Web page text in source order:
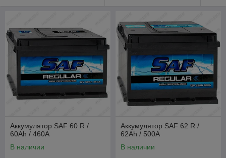
Аккумулятор SAF 60 R /
60Ah / 460А
В наличии
Аккумулятор SAF 62 R /
62Ah / 500А
В наличии